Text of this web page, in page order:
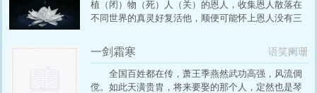
植（闭）物（死）人（关）的恩人，收集恩人散落在
不同世界的真灵好复活他，顺便可能怀上恩人没有三
一剑霜寒 语笑阑珊
全国百姓都在传，萧王季燕然武功高强，风流倜
傥。如此天潢贵胄，将来要娶的那个人，定然也是琴